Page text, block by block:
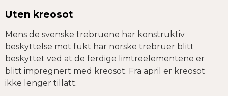
Uten kreosot
Mens de svenske trebruene har konstruktiv
beskyttelse mot fukt har norske trebruer blitt
beskyttet ved at de ferdige limtreelementene er
blitt impregnert med kreosot. Fra april er kreosot
ikke lenger tillatt.